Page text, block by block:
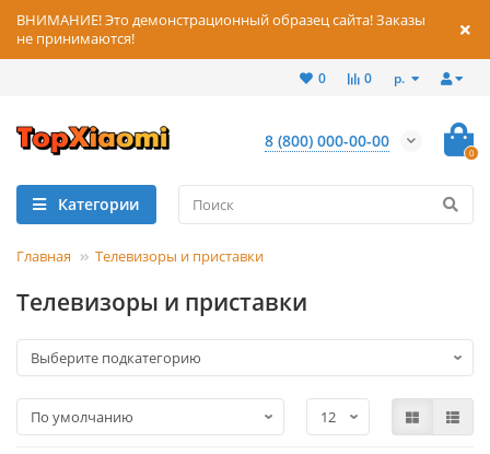
ВНИМАНИЕ! Это демонстрационный образец сайта! Заказы
не принимаются!
р.
0
0
8 (800) 000-00-00
0
Категории
Главная Телевизоры и приставки
Телевизоры и приставки